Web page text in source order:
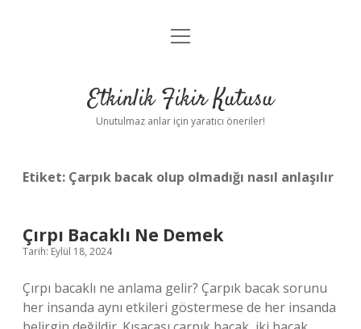
Anasayfa
Yasal Uyarı
menüyü
Etkinlik Fikir Kutusu
Unutulmaz anlar için yaratıcı öneriler!
Etiket: Çarpık bacak olup olmadığı nasıl anlaşılır
Çırpı Bacaklı Ne Demek
Tarih: Eylül 18, 2024
Çırpı bacaklı ne anlama gelir? Çarpık bacak sorunu
her insanda aynı etkileri göstermese de her insanda